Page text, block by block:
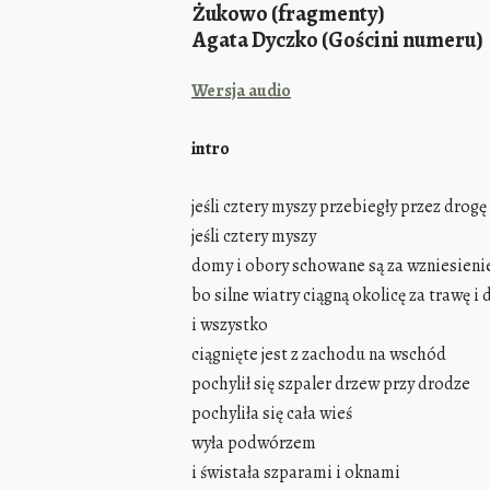
Żukowo (fragmenty)
Agata Dyczko (Gościni numeru)
Wersja audio
intro
jeśli cztery myszy przebiegły przez drogę
jeśli cztery myszy
domy i obory schowane są za wzniesie
bo silne wiatry ciągną okolicę za trawę i
i wszystko
ciągnięte jest z zachodu na wschód
pochylił się szpaler drzew przy drodze
pochyliła się cała wieś
wyła podwórzem
i świstała szparami i oknami